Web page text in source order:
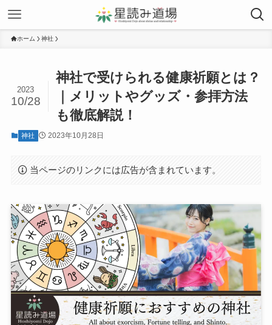
ホーム 神社
神社で受けられる健康祈願とは？
｜メリットやグッズ・参拝方法
も徹底解説！
2023
10/28
神社 2023年10月28日
当ページのリンクには広告が含まれています。